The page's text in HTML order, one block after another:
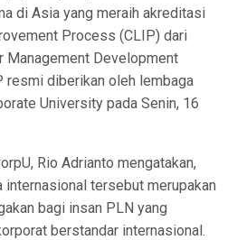
di Asia yang meraih akreditasi
Process (CLIP) dari
Management Development
resmi diberikan oleh lembaga
University pada Senin, 16
Rio Adrianto mengatakan,
internasional tersebut merupakan
bagi insan PLN yang
berstandar internasional.